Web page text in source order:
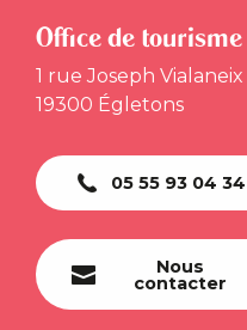
Office de tourisme
1 rue Joseph Vialaneix
19300 Égletons
05 55 93 04 34
Nous
contacter